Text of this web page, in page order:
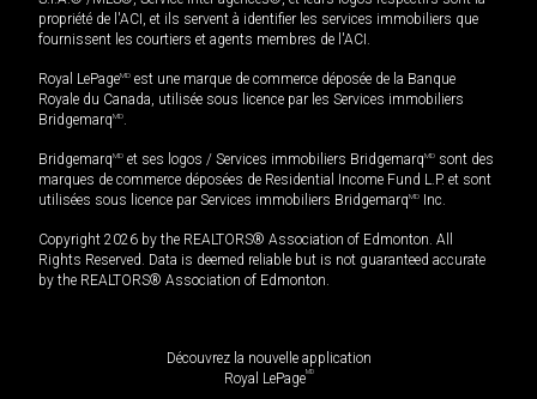
propriété de l'ACI, et ils servent à identifier les services immobiliers que
fournissent les courtiers et agents membres de l'ACI.
Royal LePageMD est une marque de commerce déposée de la Banque
Royale du Canada, utilisée sous licence par les Services immobiliers
BridgemarqMD.
BridgemarqMD et ses logos / Services immobiliers BridgemarqMD sont des
marques de commerce déposées de Residential Income Fund L.P. et sont
utilisées sous licence par Services immobiliers BridgemarqMD Inc.
Copyright 2026 by the REALTORS® Association of Edmonton. All
Rights Reserved. Data is deemed reliable but is not guaranteed accurate
by the REALTORS® Association of Edmonton.
Découvrez la nouvelle application
Royal LePageMD